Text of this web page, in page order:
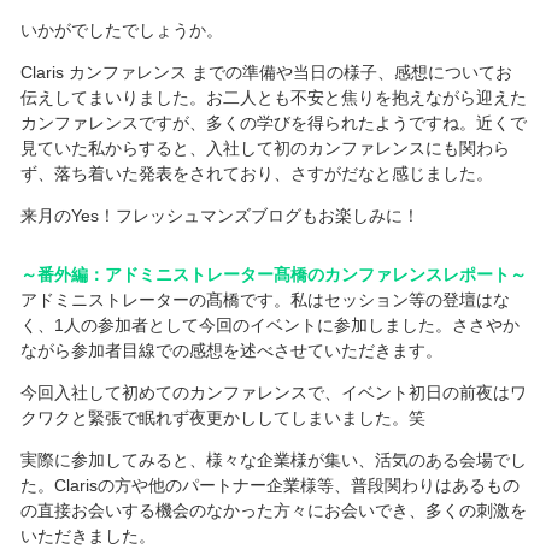
いかがでしたでしょうか。
Claris カンファレンス までの準備や当日の様子、感想についてお
伝えしてまいりました。お二人とも不安と焦りを抱えながら迎えた
カンファレンスですが、多くの学びを得られたようですね。近くで
見ていた私からすると、入社して初のカンファレンスにも関わら
ず、落ち着いた発表をされており、さすがだなと感じました。
来月のYes！フレッシュマンズブログもお楽しみに！
～番外編：アドミニストレーター髙橋のカンファレンスレポート～
アドミニストレーターの髙橋です。私はセッション等の登壇はな
く、1人の参加者として今回のイベントに参加しました。ささやか
ながら参加者目線での感想を述べさせていただきます。
今回入社して初めてのカンファレンスで、イベント初日の前夜はワ
クワクと緊張で眠れず夜更かししてしまいました。笑
実際に参加してみると、様々な企業様が集い、活気のある会場でし
た。Clarisの方や他のパートナー企業様等、普段関わりはあるもの
の直接お会いする機会のなかった方々にお会いでき、多くの刺激を
いただきました。